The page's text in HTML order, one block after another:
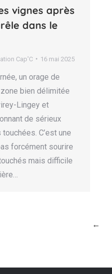
vignes après
dans le
Cap'C 16 mai 2025
un orage de
bien délimitée
Lingey et
de sérieux
C’est une
forcément sourire
mais difficile
←